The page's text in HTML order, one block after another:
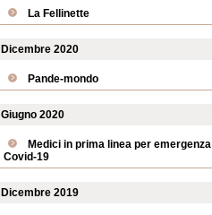
La Fellinette
Dicembre 2020
Pande-mondo
Giugno 2020
Medici in prima linea per emergenza
Covid-19
Dicembre 2019